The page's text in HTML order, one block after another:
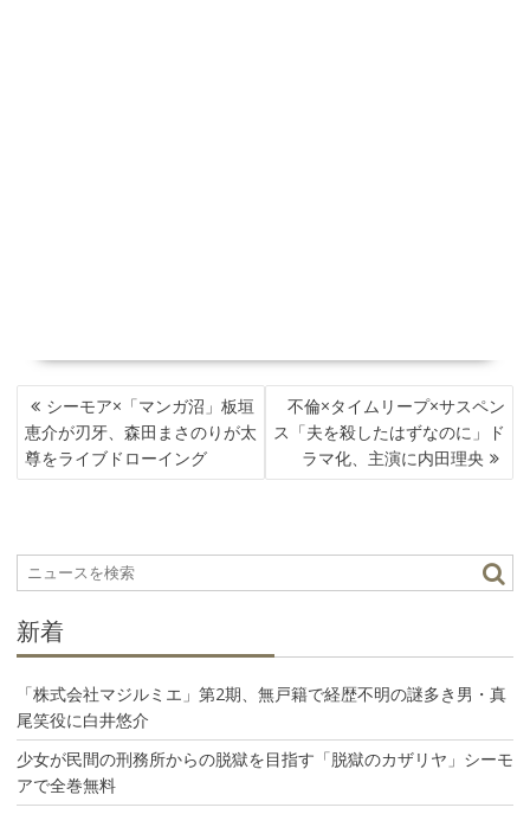
投
稿
ナ
ビ
シ
ョ
シーモア×「マンガ沼」板垣
恵介が刃牙、森田まさのりが太
尊をライブドローイング
不倫×タイムリープ×サスペン
ス「夫を殺したはずなのに」ド
ラマ化、主演に内田理央
新着
「株式会社マジルミエ」第2期、無戸籍で経歴不明の謎多き男・真
尾笑役に白井悠介
少女が民間の刑務所からの脱獄を目指す「脱獄のカザリヤ」シーモ
アで全巻無料